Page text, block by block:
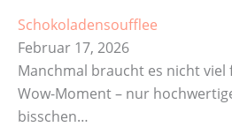
Schokoladensoufflee
Februar 17, 2026
Manchmal braucht es nicht viel
Wow-Moment – nur
bisschen…